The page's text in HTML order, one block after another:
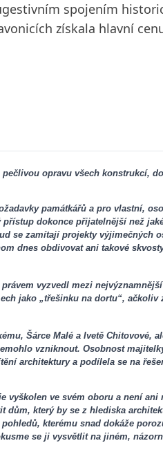
spojením
získala hlavní
opravu všech konstrukcí,
památkářů a pro vlastní,
dokonce přijatelnější než
se zamítají projekty výjimečných
dnes obdivovat ani takové
vyzvedl mezi
jako „třešinku na dortu“, ačkoliv
Šárce Malé a Ivetě Chitovové,
vzniknout. Osobnost
architektury a podílela se na
vyškolen ve svém oboru a není
který by se z hlediska
kterému snad dokáže
se ji vysvětlit na jiném,